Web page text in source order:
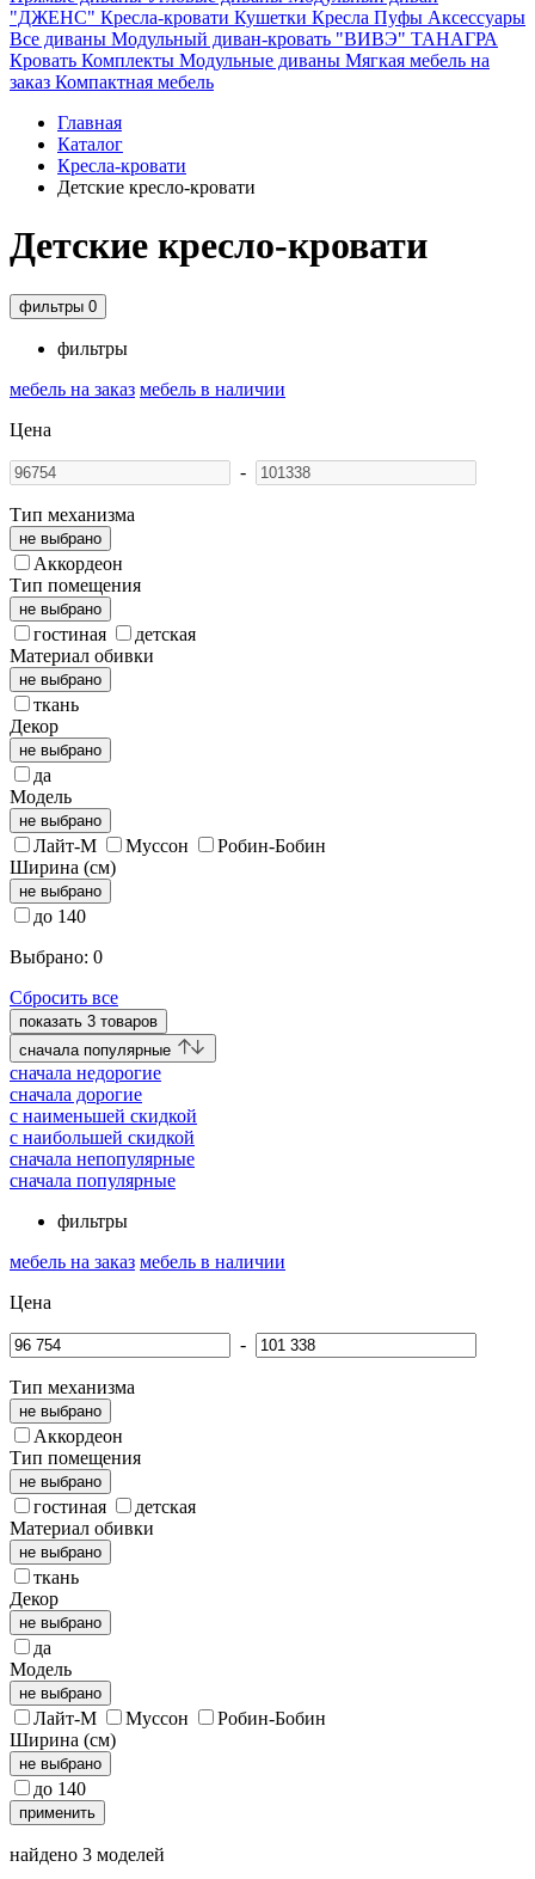
"ДЖЕНС" Кресла-кровати Кушетки Кресла Пуфы Аксессуары
Все диваны Модульный диван-кровать "ВИВЭ" ТАНАГРА
Кровать Комплекты Модульные диваны Мягкая мебель на
заказ Компактная мебель
Главная
Каталог
Кресла-кровати
Детские кресло-кровати
Детские кресло-кровати
фильтры 0
фильтры
мебель на заказ мебель в наличии
Цена
-
Тип механизма
не выбрано
Аккордеон
Тип помещения
не выбрано
гостиная
детская
Материал обивки
не выбрано
ткань
Декор
не выбрано
да
Модель
не выбрано
Лайт-М Муссон
Робин-Бобин
Ширина (см)
не выбрано
до 140
Выбрано: 0
Сбросить все
показать 3 товаров
cначала популярные
cначала недорогие
cначала дорогие
c наименьшей скидкой
c наибольшей скидкой
сначала непопулярные
сначала популярные
фильтры
мебель на заказ мебель в наличии
Цена
-
Тип механизма
не выбрано
Аккордеон
Тип помещения
не выбрано
гостиная
детская
Материал обивки
не выбрано
ткань
Декор
не выбрано
да
Модель
не выбрано
Лайт-М Муссон
Робин-Бобин
Ширина (см)
не выбрано
до 140
применить
найдено 3 моделей